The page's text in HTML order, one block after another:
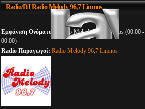
Radio/DJRadio Melody 96,7 Limnos
Εμφάνιση Ονόματος:
Radio Melody 96,7 Limnos (00:00 -
00:00)
Radio Παραγωγοί: Radio Melody 96,7 Limnos